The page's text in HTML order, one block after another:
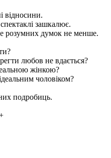
відносини.
зашкалює.
розумних думок не менше.
любов не вдається?
жінкою?
чоловіком?
подробиць.